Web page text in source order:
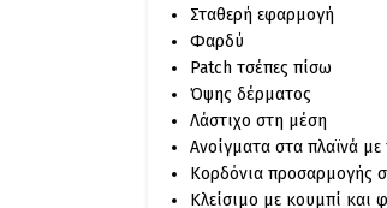
Σταθερή εφαρμογή
Φαρδύ
Patch τσέπες πίσω
Όψης δέρματος
Λάστιχο στη μέση
Ανοίγματα στα πλαϊνά
Κορδόνια προσαρμογής
Κλείσιμο με κουμπί και